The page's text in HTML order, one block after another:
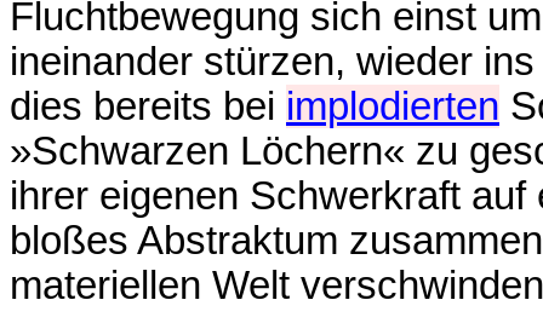
Fluchtbewegung sich einst
ineinander stürzen, wieder
dies bereits bei implodierten
»Schwarzen Löchern« zu
ihrer eigenen Schwerkraft
bloßes Abstraktum
materiellen Welt